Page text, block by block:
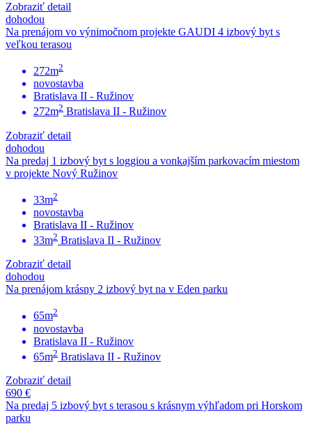
Zobraziť detail
dohodou
Na prenájom vo výnimočnom projekte GAUDI 4 izbový byt s
veľkou terasou
272m2
novostavba
Bratislava II - Ružinov
272m2 Bratislava II - Ružinov
Zobraziť detail
dohodou
Na predaj 1 izbový byt s loggiou a vonkajším parkovacím miestom
v projekte Nový Ružinov
33m2
novostavba
Bratislava II - Ružinov
33m2 Bratislava II - Ružinov
Zobraziť detail
dohodou
Na prenájom krásny 2 izbový byt na v Eden parku
65m2
novostavba
Bratislava II - Ružinov
65m2 Bratislava II - Ružinov
Zobraziť detail
690 €
Na predaj 5 izbový byt s terasou s krásnym výhľadom pri Horskom
parku